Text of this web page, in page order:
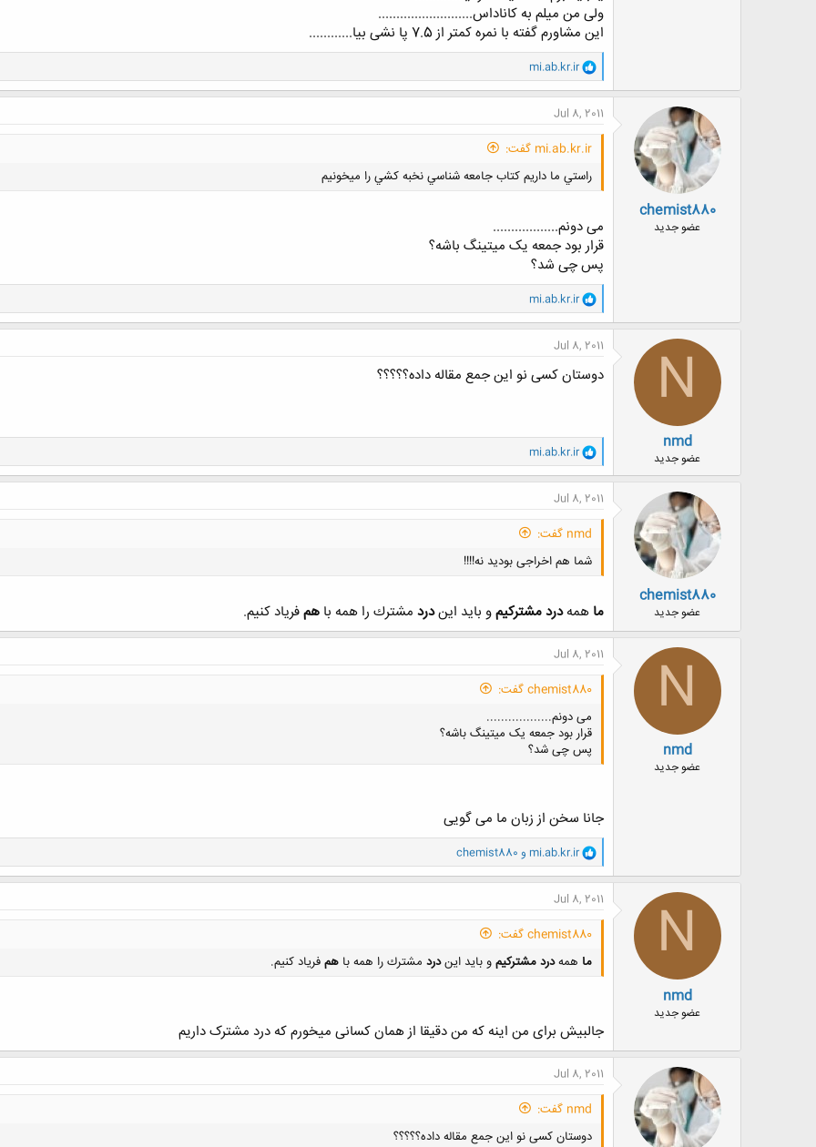
ولی من میلم به کاناداس..........................
این مشاورم گفته با نمره کمتر از 7.5 پا نشی بیا............
و
ا
ک
ن
ش
ا
mi.ab.kr.ir
chemist880
عضو جدید
Jul 8, 2011
mi.ab.kr.ir گفت:
راستي ما داريم كتاب جامعه شناسي نخبه كشي را ميخونيم
می دونم..................
قرار بود جمعه یک میتینگ باشه؟
پس چی شد؟
و
ا
ک
ش
ه
ا
mi.ab.kr.ir
N
nmd
عضو جدید
Jul 8, 2011
دوستان کسی نو این جمع مقاله داده؟؟؟؟؟
و
ا
ک
ن
ش
ا
mi.ab.kr.ir
chemist880
عضو جدید
Jul 8, 2011
nmd گفت:
شما هم اخراجی بودید نه!!!!
ما همهدرد مشتركيمو بايد ايندرد مشترك را همه با همفرياد كنيم.
N
nmd
عضو جدید
Jul 8, 2011
chemist880 گفت:
می دونم..................
قرار بود جمعه یک میتینگ باشه؟
پس چی شد؟
کلیک کنید تا باز شود...
جانا سخن از زبان ما می گویی
و
ا
ک
ن
ش
ا
mi.ab.kr.ir و chemist880
N
nmd
عضو جدید
Jul 8, 2011
chemist880 گفت:
ما همهدرد مشتركيمو بايد ايندرد مشترك را همه با همفرياد كنيم.
جالبیش برای من اینه که من دقیقا از همان کسانی میخورم که درد مشترک داریم
Jul 8, 2011
nmd گفت:
دوستان کسی نو این جمع مقاله داده؟؟؟؟؟